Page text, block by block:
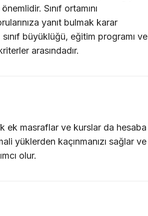
Sınıf ortamını
yanıt bulmak karar
büyüklüğü, eğitim programı ve
arasındadır.
ek masraflar ve kurslar da hesaba
yüklerden kaçınmanızı sağlar ve
olur.